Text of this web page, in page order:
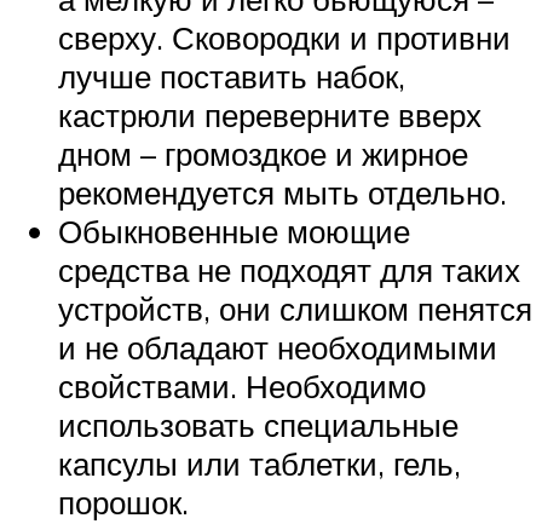
сверху. Сковородки и противни
лучше поставить набок,
кастрюли переверните вверх
дном – громоздкое и жирное
рекомендуется мыть отдельно.
Обыкновенные моющие
средства не подходят для таких
устройств, они слишком пенятся
и не обладают необходимыми
свойствами. Необходимо
использовать специальные
капсулы или таблетки, гель,
порошок.